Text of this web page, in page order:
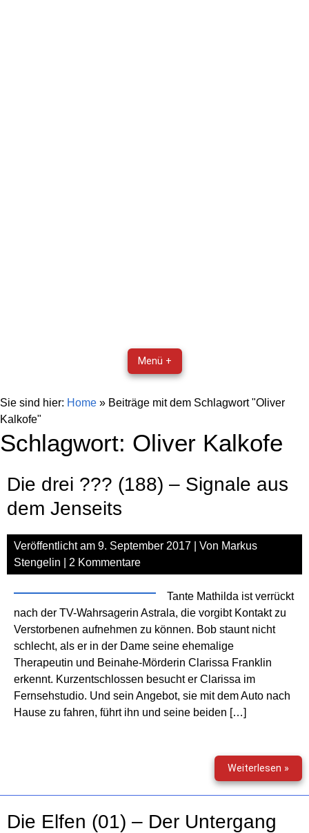
Menü +
Sie sind hier: Home » Beiträge mit dem Schlagwort "Oliver
Kalkofe"
Schlagwort: Oliver Kalkofe
Die drei ??? (188) – Signale aus
dem Jenseits
Veröffentlicht am 9. September 2017 | Von Markus
Stengelin
2 Kommentare
Tante Mathilda ist verrückt
nach der TV-Wahrsagerin Astrala, die vorgibt Kontakt zu
Verstorbenen aufnehmen zu können. Bob staunt nicht
schlecht, als er in der Dame seine ehemalige
Therapeutin und Beinahe-Mörderin Clarissa Franklin
erkennt. Kurzentschlossen besucht er Clarissa im
Fernsehstudio. Und sein Angebot, sie mit dem Auto nach
Hause zu fahren, führt ihn und seine beiden […]
Weiterlesen »Die
drei
???
Die Elfen (01) – Der Untergang